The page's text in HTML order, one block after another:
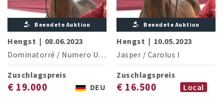
Beendete Auktion
Hengst | 08.06.2023
Dominatorré / Numero Uno
Zuschlagspreis
€ 19.000
DEU
Beendete Auktion
Hengst | 10.05.2023
Jasper / Carolus I
Zuschlagspreis
€ 16.500
Local